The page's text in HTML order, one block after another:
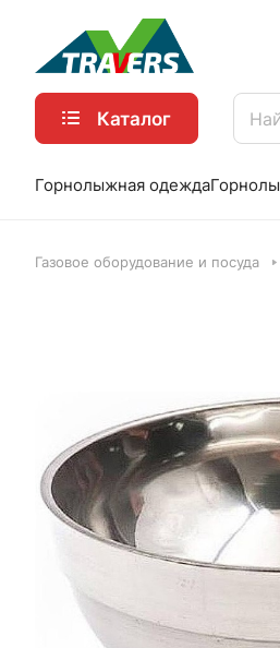
Каталог
Горнолыжная одежда
Газовое оборудование и посуда